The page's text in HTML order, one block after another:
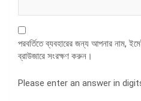
পরবর্তিতে ব্যবহারের জন্য আপনার নাম,
ব্রাউজারে সংরক্ষণ করুন।
Please enter an answer in